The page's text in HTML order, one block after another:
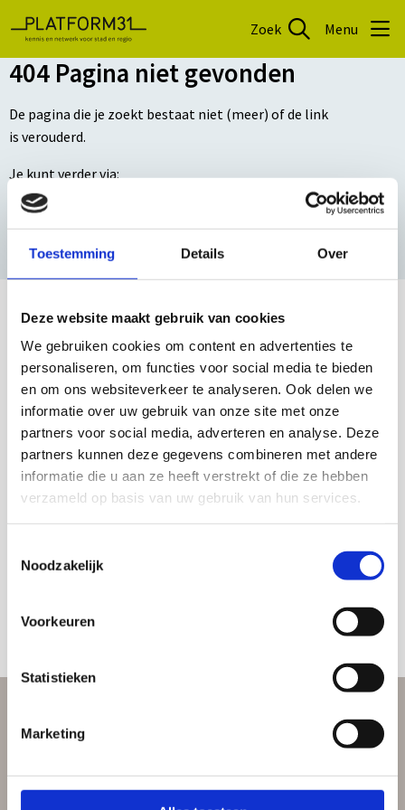
Toestemming Details Over
Deze website maakt gebruik van cookies
We gebruiken cookies om content en advertenties te
personaliseren, om functies voor social media te bieden
en om ons websiteverkeer te analyseren. Ook delen we
informatie over uw gebruik van onze site met onze
partners voor social media, adverteren en analyse. Deze
partners kunnen deze gegevens combineren met andere
informatie die u aan ze heeft verstrekt of die ze hebben
verzameld op basis van uw gebruik van hun services.
Noodzakelijk
Voorkeuren
Statistieken
Marketing
Zoek Menu
404 Pagina niet gevonden
De pagina die je zoekt bestaat niet (meer) of de link
is verouderd.
Je kunt verder via:
Zoekfunctie
Ontvang nieuws van Platform31
Nieuws, publicaties en bijeenkomsten van Platform31
automatisch in jouw mailbox?
" geeft vereiste velden aan
E-mailadres *
Contact
Bezoekadres:
2521 CD Den Haag